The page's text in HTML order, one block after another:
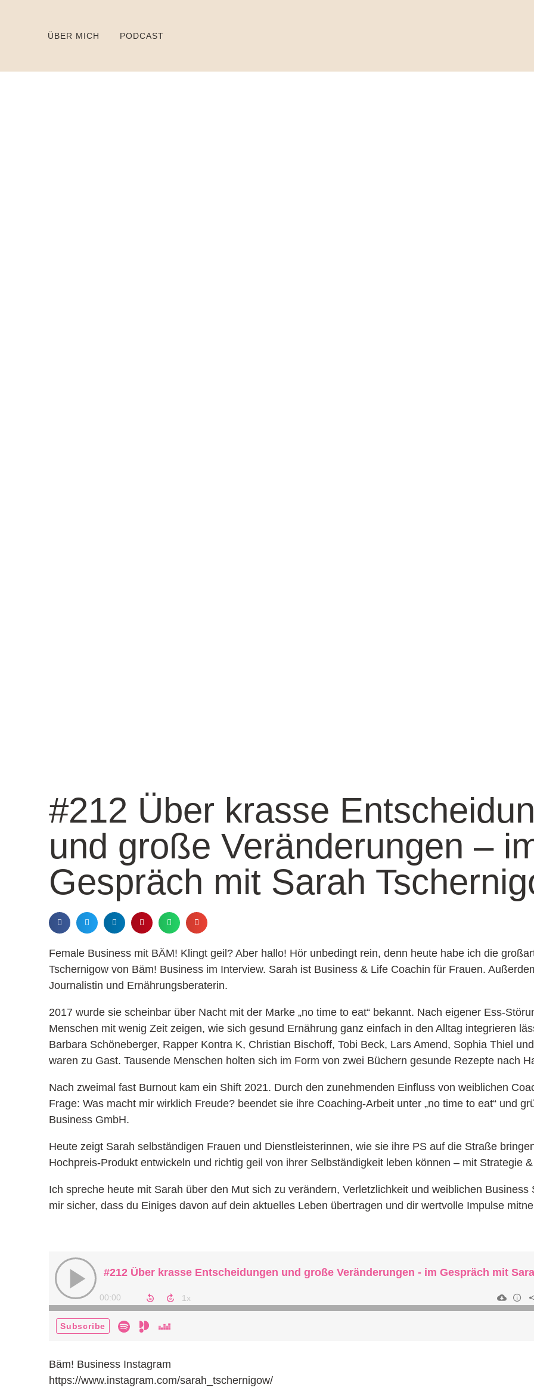
ÜBER MICH PODCAST
#212 Über krasse
und große Veränderungen –
Gespräch mit Sarah
Female Business mit BÄM! Klingt geil? Aber hallo! Hör unbedingt rein, denn heute habe ich die
Tschernigow von Bäm! Business im Interview. Sarah ist Business & Life Coachin für Frauen.
Journalistin und Ernährungsberaterin.
2017 wurde sie scheinbar über Nacht mit der Marke „no time to eat“ bekannt. Nach eigener Ess-
Menschen mit wenig Zeit zeigen, wie sich gesund Ernährung ganz einfach in den Alltag integrieren
Barbara Schöneberger, Rapper Kontra K, Christian Bischoff, Tobi Beck, Lars Amend, Sophia Thiel
waren zu Gast. Tausende Menschen holten sich im Form von zwei Büchern gesunde Rezepte nach
Nach zweimal fast Burnout kam ein Shift 2021. Durch den zunehmenden Einfluss von weiblichen
Frage: Was macht mir wirklich Freude? beendet sie ihre Coaching-Arbeit unter „no time to eat“ und
Business GmbH.
Heute zeigt Sarah selbständigen Frauen und Dienstleisterinnen, wie sie ihre PS auf die Straße
Hochpreis-Produkt entwickeln und richtig geil von ihrer Selbständigkeit leben können – mit Strategie
Ich spreche heute mit Sarah über den Mut sich zu verändern, Verletzlichkeit und weiblichen Business
mir sicher, dass du Einiges davon auf dein aktuelles Leben übertragen und dir wertvolle Impulse
Bäm! Business Instagram
https://www.instagram.com/sarah_tschernigow/